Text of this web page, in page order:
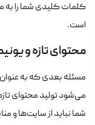
کلمات کلیدی شما را به
است.
محتوای تازه و
مسئله بعدی که به
می‌شود تولید محتوای
شما نباید از سایت‌ها و